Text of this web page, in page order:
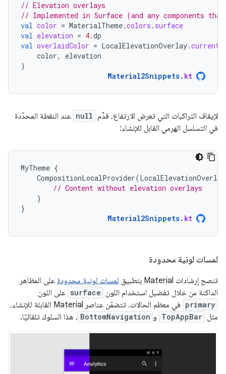
// Elevation overlays
// Implemented in Surface (and any components
val color = MaterialTheme.colors . surface
val elevation = 4.dp
val overlaidColor = LocalElevationOverlay.current
color,
elevation
)
Material2Snippets. kt
لإيقاف التراكبات التي تعرض الارتفاع، قدِّم null عند النقطة المحدّدة
في التسلسل الهرمي القابل للإنشاء:
MyTheme {
CompositionLocalProvider(LocalElevationOverlay
// Content without elevation overlays
}
}
Material2Snippets. kt
لمسات لونية محدودة
تنصح إرشادات Material بتطبيق لمسات لونية محدودة على المظاهر
الداكنة من خلال تفضيل استخدام اللون surface على اللون
primary
في معظم الحالات. تتضمّن عناصر Material القابلة للإنشاء،
مثل TopAppBar و BottomNavigation ، هذا السلوك تلقائيًا.